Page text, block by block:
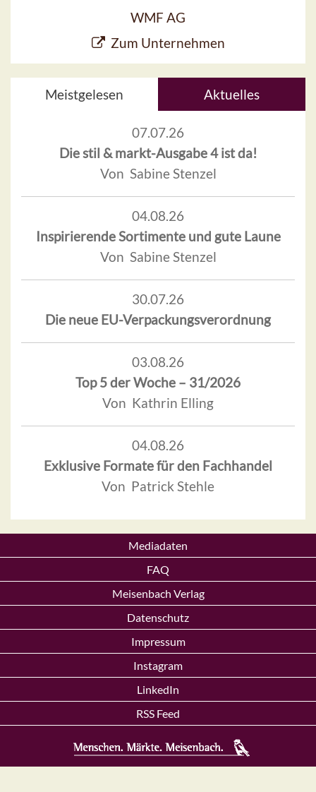
WMF AG
Zum Unternehmen
Meistgelesen Aktuelles
07.07.26
Die stil & markt-Ausgabe 4 ist da!
Von Sabine Stenzel
04.08.26
Inspirierende Sortimente und gute Laune
Von Sabine Stenzel
30.07.26
Die neue EU-Verpackungsverordnung
03.08.26
Top 5 der Woche – 31/2026
Von Kathrin Elling
04.08.26
Exklusive Formate für den Fachhandel
Von Patrick Stehle
Mediadaten
FAQ
Meisenbach Verlag
Datenschutz
Impressum
Instagram
LinkedIn
RSS Feed